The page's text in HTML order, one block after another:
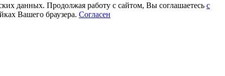
данных. Продолжая работу с сайтом, Вы соглашаетесь с
Вашего браузера. Согласен